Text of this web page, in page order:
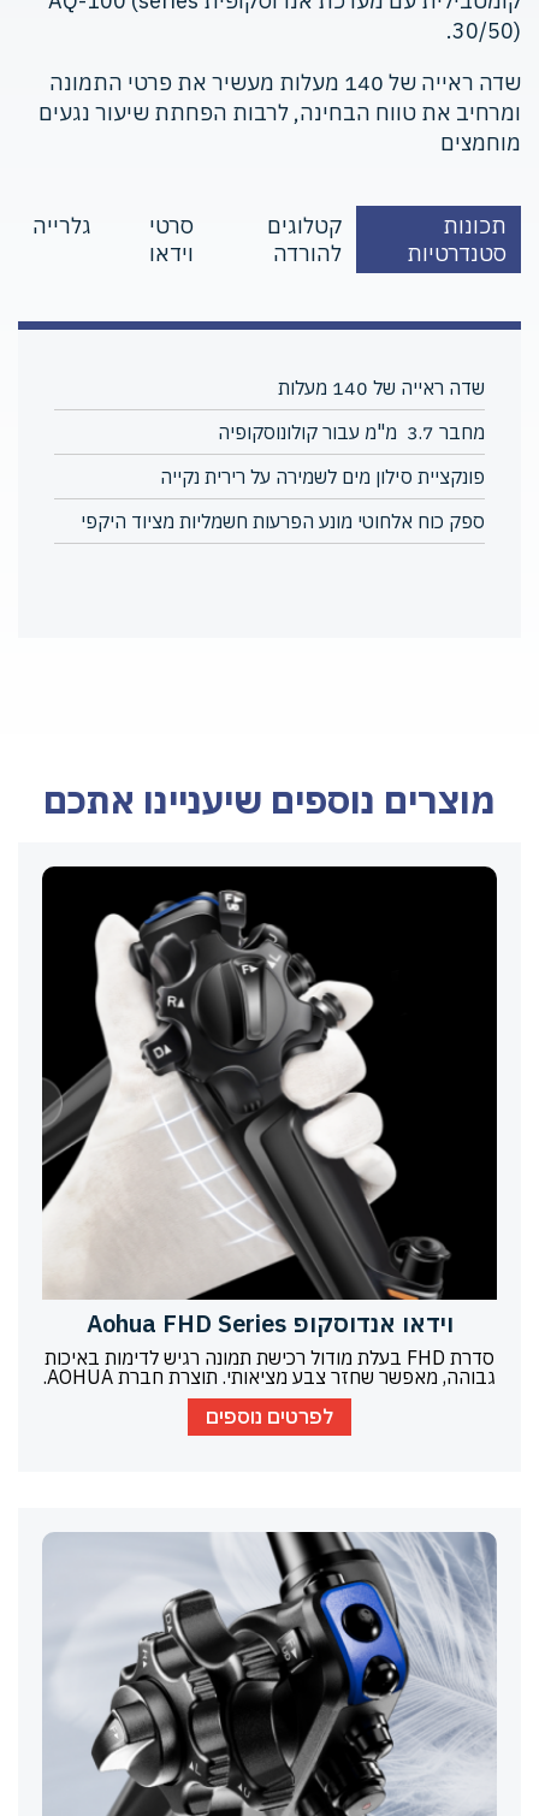
30/50).
שדה ראייה של 140 מעלות מעשיר את פרטי התמונה
ומרחיב את טווח הבחינה, לרבות הפחתת שיעור נגעים
מוחמצים
תכונות
סטנדרטיות
קטלוגים
להורדה
סרטי
וידאו
גלרייה
שדה ראייה של 140 מעלות
מחבר 3.7 מ"מ עבור קולונוסקופיה
פונקציית סילון מים לשמירה על רירית נקייה
ספק כוח אלחוטי מונע הפרעות חשמליות מציוד היקפי
מוצרים נוספים שיעניינו אתכם
וידאו אנדוסקופ Aohua FHD Series
סדרת FHD בעלת מודול רכישת תמונה רגיש לדימות באיכות
גבוהה, מאפשר שחזר צבע מציאותי. תוצרת חברת AOHUA.
לפרטים נוספים